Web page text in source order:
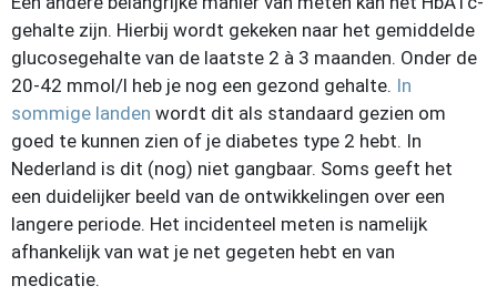
gehalte zijn. Hierbij wordt gekeken naar het gemiddelde
glucosegehalte van de laatste 2 à 3 maanden. Onder de
20-42 mmol/l heb je nog een gezond gehalte. In
sommige landen wordt dit als standaard gezien om
goed te kunnen zien of je diabetes type 2 hebt. In
Nederland is dit (nog) niet gangbaar. Soms geeft het
een duidelijker beeld van de ontwikkelingen over een
langere periode. Het incidenteel meten is namelijk
afhankelijk van wat je net gegeten hebt en van
medicatie.